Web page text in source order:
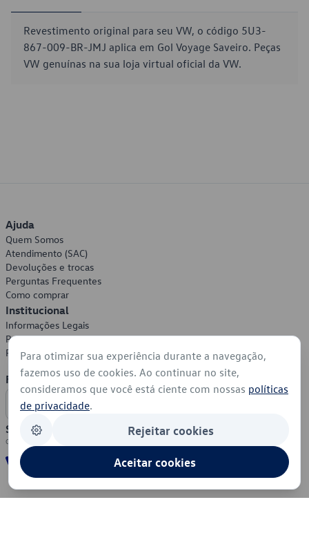
Revestimento original para seu VW, o código 5U3-
867-009-BR-JMJ aplica em Gol Voyage Saveiro. Peças
VW genuínas na sua loja virtual oficial da VW.
Ajuda
Quem Somos
Atendimento (SAC)
Devoluções e trocas
Perguntas Frequentes
Como comprar
Institucional
Informações Legais
Política de Privacidade
Política de Cookies
Formas de Pagamento
Segurança
Para otimizar sua experiência durante a navegação,
fazemos uso de cookies. Ao continuar no site,
consideramos que você está ciente com nossas políticas
de privacidade.
Rejeitar cookies
Aceitar cookies